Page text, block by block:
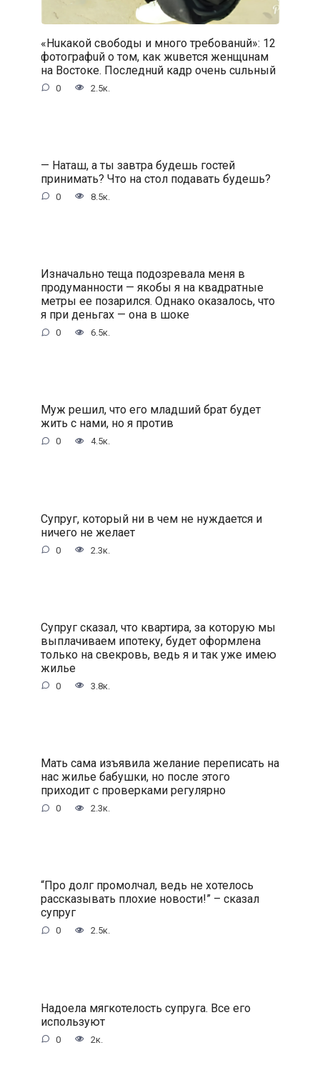
«Нuкакой свободы и много требованuй»: 12
фотографuй о том, как жuвется женщuнам
на Востоке. Последнuй кадр очень сuльный
0 2.5к.
— Наташ, а ты завтра будешь гостей
принимать? Что на стол подавать будешь?
0 8.5к.
Изначально теща подозревала меня в
продуманности — якобы я на квадратные
метры ее позарился. Однако оказалось, что
я при деньгах — она в шоке
0 6.5к.
Муж решил, что его младший брат будет
жить с нами, но я против
0 4.5к.
Супруг, который ни в чем не нуждается и
ничего не желает
0 2.3к.
Супруг сказал, что квартира, за которую мы
выплачиваем ипотеку, будет оформлена
только на свекровь, ведь я и так уже имею
жилье
0 3.8к.
Мать сама изъявила желание переписать на
нас жилье бабушки, но после этого
приходит с проверками регулярно
0 2.3к.
“Про долг промолчал, ведь не хотелось
рассказывать плохие новости!” – сказал
супруг
0 2.5к.
Надоела мягкотелость супруга. Все его
используют
0 2к.